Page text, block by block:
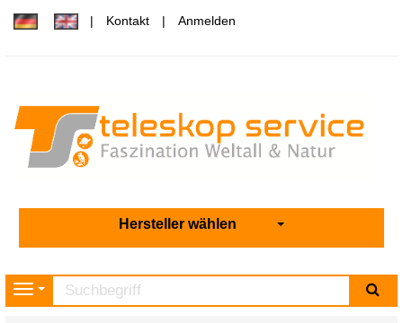
Kontakt Anmelden
Hersteller wählen
Navigation